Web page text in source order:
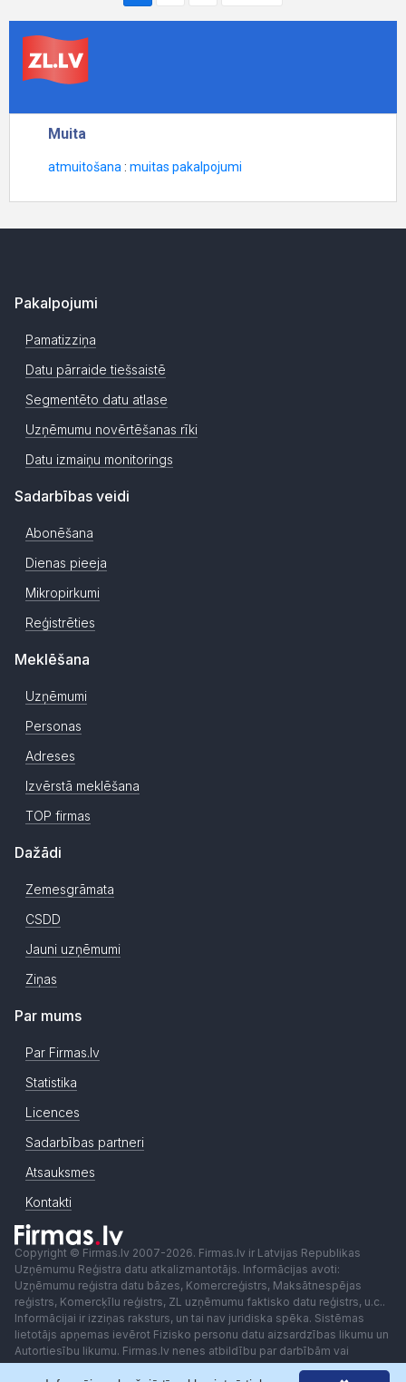
Pakalpojumi
Pamatizziņa
Datu pārraide tiešsaistē
Segmentēto datu atlase
Uzņēmumu novērtēšanas rīki
Datu izmaiņu monitorings
Sadarbības veidi
Abonēšana
Dienas pieeja
Mikropirkumi
Reģistrēties
Meklēšana
Uzņēmumi
Personas
Adreses
Izvērstā meklēšana
TOP firmas
Dažādi
Zemesgrāmata
CSDD
Jauni uzņēmumi
Ziņas
Par mums
Par Firmas.lv
Statistika
Licences
Sadarbības partneri
Atsauksmes
Kontakti
Copyright © Firmas.lv 2007-2026. Firmas.lv ir Latvijas Republikas
Uzņēmumu Reģistra datu atkalizmantotājs. Informācijas avoti:
Uzņēmumu reģistra datu bāzes, Komercreģistrs, Maksātnespējas
reģistrs, Komercķīlu reģistrs, ZL uzņēmumu faktisko datu reģistrs, u.c..
Informācijai ir izziņas raksturs, un tai nav juridiska spēka. Sistēmas
lietotājs apņemas ievērot Fizisko personu datu aizsardzības likumu un
Autortiesību likumu. Firmas.lv nenes atbildību par darbībām vai
lēmumiem, kas balstīti uz saņemto pakalpojumu. Lietotājam aizliegts